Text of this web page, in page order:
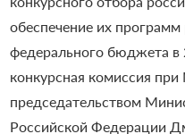
обеспечение их программ
федерального бюджета в
конкурсная комиссия
председательством
Российской Федерации